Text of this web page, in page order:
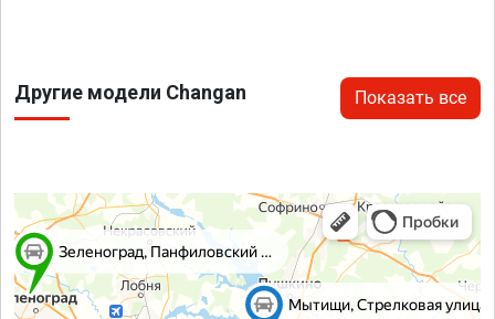
Другие модели Changan Показать все